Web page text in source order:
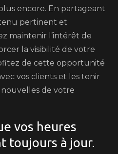
encore. En partageant
pertinent et
maintenir l’intérêt de
la visibilité de votre
de cette opportunité
vos clients et les tenir
de votre
vos heures
toujours à jour.